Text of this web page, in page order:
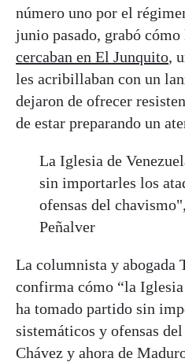
número uno por el
junio pasado, grabó
cercaban en El Junquito,
les acribillaban con un
dejaron de ofrecer
de estar preparando un
La Iglesia de
sin importarles los
ofensas del
Peñalver
La columnista y abogada
confirma cómo “la
ha tomado partido sin
sistemáticos y ofensas
Chávez y ahora de